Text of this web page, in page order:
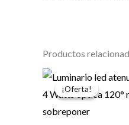
Productos
¡Oferta!
¡Oferta!
precio
original
$645.27.
El
precio
actual